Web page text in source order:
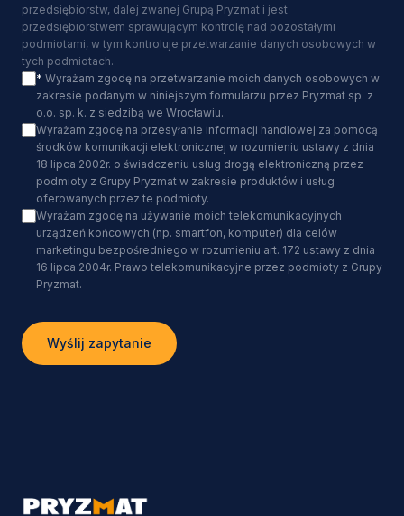
przedsiębiorstw, dalej zwanej Grupą Pryzmat i jest
przedsiębiorstwem sprawującym kontrolę nad pozostałymi
podmiotami, w tym kontroluje przetwarzanie danych osobowych w
tych podmiotach.
* Wyrażam zgodę na przetwarzanie moich danych osobowych w
zakresie podanym w niniejszym formularzu przez Pryzmat sp. z
o.o. sp. k. z siedzibą we Wrocławiu.
Wyrażam zgodę na przesyłanie informacji handlowej za pomocą
środków komunikacji elektronicznej w rozumieniu ustawy z dnia
18 lipca 2002r. o świadczeniu usług drogą elektroniczną przez
podmioty z Grupy Pryzmat w zakresie produktów i usług
oferowanych przez te podmioty.
Wyrażam zgodę na używanie moich telekomunikacyjnych
urządzeń końcowych (np. smartfon, komputer) dla celów
marketingu bezpośredniego w rozumieniu art. 172 ustawy z dnia
16 lipca 2004r. Prawo telekomunikacyjne przez podmioty z Grupy
Pryzmat.
Wyślij zapytanie